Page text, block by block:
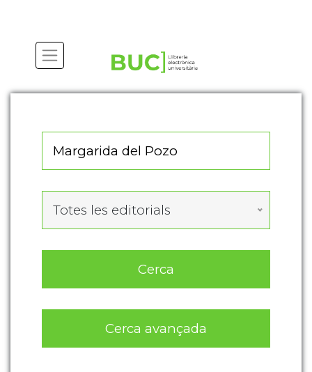
Totes les editorials
Cerca
Cerca avançada